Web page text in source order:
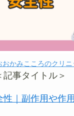
おかみこころのクリニ
記事タイトル＞
性｜副作用や作